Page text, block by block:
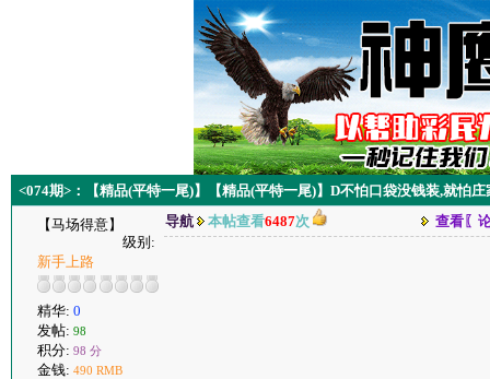
<074期>：【精品(平特一尾)】【精品(平特一尾)】D不怕口袋没钱装,就怕
【马场得意】
级别:
新手上路
精华: 0
发帖: 98
积分: 98 分
金钱: 490 RMB
导航 本帖查看6487次 查看〖